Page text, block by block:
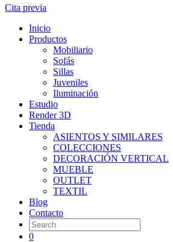
Cita previa
Inicio
Productos
Mobiliario
Sofás
Sillas
Juveniles
Iluminación
Estudio
Render 3D
Tienda
ASIENTOS Y SIMILARES
COLECCIONES
DECORACIÓN VERTICAL
MUEBLE
OUTLET
TEXTIL
Blog
Contacto
0